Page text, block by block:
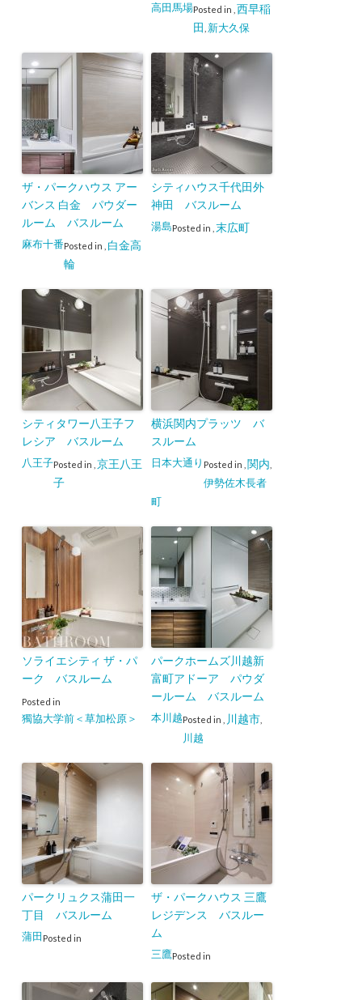
Posted in
高田馬場
西早稲
田 新大久保
ザ・パークハウス アー
バンス 白金 パウダー
ルーム バスルーム
Posted in
麻布十番
白金高
輪
シティハウス千代田外
神田 バスルーム
Posted in
湯島 末広町
シティタワー八王子フ
レシア バスルーム
Posted in
八王子
京王八王
子
横浜関内プラッツ バ
スルーム
Posted in
日本大通り 関内
伊勢佐木長者
町
ソライエシティ ザ・パ
ーク バスルーム
Posted in
獨協大学前＜草加松原＞
パークホームズ川越新
富町アドーア パウダ
ールーム バスルーム
Posted in
本川越 川越市,
川越
パークリュクス蒲田一
丁目 バスルーム
Posted in
蒲田
ザ・パークハウス 三鷹
レジデンス バスルー
ム
Posted in
三鷹